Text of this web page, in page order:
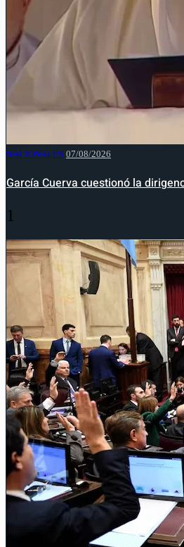
NACIONALES 07/08/2026
García Cuerva cuestionó la
1